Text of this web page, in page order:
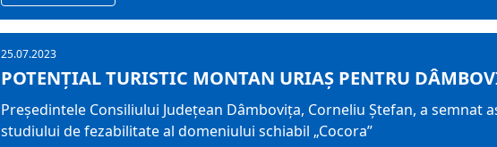
25.07.2023
POTENȚIAL TURISTIC MONTAN URIAȘ PENTRU
Președintele Consiliului Județean Dâmbovița, Corneliu Ștefan, a semnat
studiului de fezabilitate al domeniului schiabil „Cocora”